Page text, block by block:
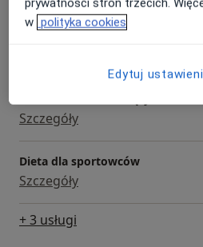
Szczegóły
Dieta dla sportowców
Szczegóły
+ 3 usługi
w polityka cookies
Edytuj